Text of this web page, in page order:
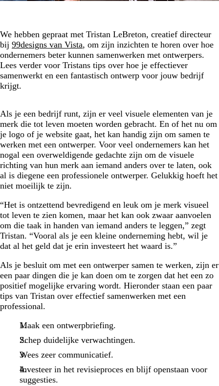
We hebben gepraat met Tristan LeBreton, creatief directeur
bij 99designs van Vista, om zijn inzichten te horen over hoe
ondernemers beter kunnen samenwerken met ontwerpers.
Lees verder voor Tristans tips over hoe je effectiever
samenwerkt en een fantastisch ontwerp voor jouw bedrijf
krijgt.
Als je een bedrijf runt, zijn er veel visuele elementen van je
merk die tot leven moeten worden gebracht. En of het nu om
je logo of je website gaat, het kan handig zijn om samen te
werken met een ontwerper. Voor veel ondernemers kan het
nogal een overweldigende gedachte zijn om de visuele
richting van hun merk aan iemand anders over te laten, ook
al is diegene een professionele ontwerper. Gelukkig hoeft het
niet moeilijk te zijn.
“Het is ontzettend bevredigend en leuk om je merk visueel
tot leven te zien komen, maar het kan ook zwaar aanvoelen
om die taak in handen van iemand anders te leggen,” zegt
Tristan. “Vooral als je een kleine onderneming hebt, wil je
dat al het geld dat je erin investeert het waard is.”
Als je besluit om met een ontwerper samen te werken, zijn er
een paar dingen die je kan doen om te zorgen dat het een zo
positief mogelijke ervaring wordt. Hieronder staan een paar
tips van Tristan over effectief samenwerken met een
professional.
Maak een ontwerpbriefing.
Schep duidelijke verwachtingen.
Wees zeer communicatief.
Investeer in het revisieproces en blijf openstaan voor
suggesties.